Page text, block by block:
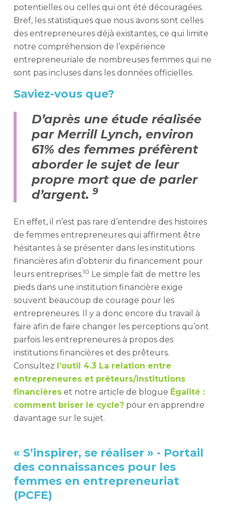
potentielles ou celles qui ont été découragées.
Bref, les statistiques que nous avons sont celles
des entrepreneures déjà existantes, ce qui limite
notre compréhension de l’expérience
entrepreneuriale de nombreuses femmes qui ne
sont pas incluses dans les données officielles.
Saviez-vous que?
D’après une étude réalisée
par Merrill Lynch, environ
61% des femmes préfèrent
aborder le sujet de leur
propre mort que de parler
d’argent. 9
En effet, il n’est pas rare d’entendre des histoires
de femmes entrepreneures qui affirment être
hésitantes à se présenter dans les institutions
financières afin d’obtenir du financement pour
leurs entreprises.10 Le simple fait de mettre les
pieds dans une institution financière exige
souvent beaucoup de courage pour les
entrepreneures. Il y a donc encore du travail à
faire afin de faire changer les perceptions qu’ont
parfois les entrepreneures à propos des
institutions financières et des prêteurs.
Consultez l’outil 4.3 La relation entre
entrepreneures et prêteurs/institutions
financièreset notre article de blogue Égalité :
comment briser le cycle?pour en apprendre
davantage sur le sujet.
« S’inspirer, se réaliser » - Portail
des connaissances pour les
femmes en entrepreneuriat
(PCFE)